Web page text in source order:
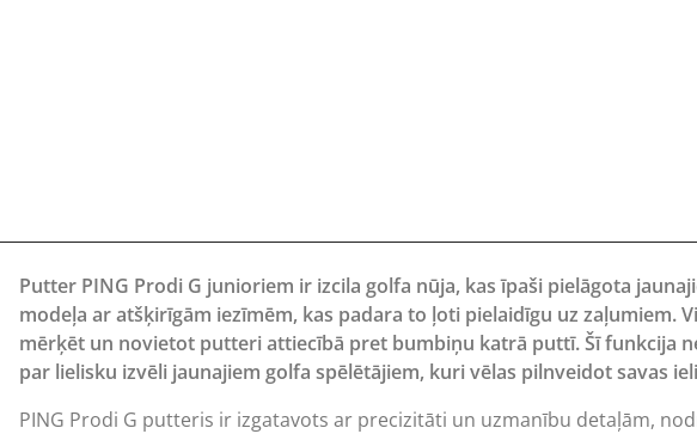
Putter PING Prodi G junioriem ir izcila golfa nūja, kas īpaši pielāgota
modeļa ar atšķirīgām iezīmēm, kas padara to ļoti pielaidīgu uz
mērķēt un novietot putteri attiecībā pret bumbiņu katrā puttī. Šī funkcija
par lielisku izvēli jaunajiem golfa spēlētājiem, kuri vēlas pilnveidot savas
PING Prodi G putteris ir izgatavots ar precizitāti un uzmanību detaļām,